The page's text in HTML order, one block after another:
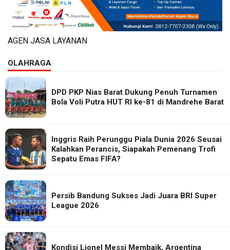
AGEN JASA LAYANAN
OLAHRAGA
DPD PKP Nias Barat Dukung Penuh Turnamen
Bola Voli Putra HUT RI ke-81 di Mandrehe Barat
Inggris Raih Perunggu Piala Dunia 2026 Seusai
Kalahkan Perancis, Siapakah Pemenang Trofi
Sepatu Emas FIFA?
Persib Bandung Sukses Jadi Juara BRI Super
League 2026
Kondisi Lionel Messi Membaik, Argentina